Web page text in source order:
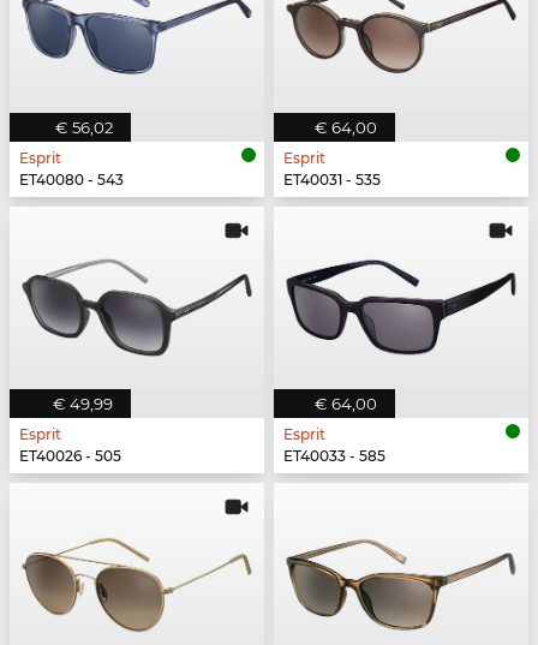
€ 56,02
Esprit
ET40080 - 543
€ 64,00
Esprit
ET40031 - 535
€ 49,99
Esprit
ET40026 - 505
€ 64,00
Esprit
ET40033 - 585